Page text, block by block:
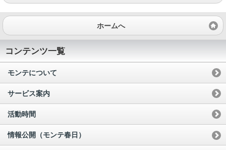
ホームへ
コンテンツ一覧
モンテについて
サービス案内
活動時間
情報公開（モンテ春日）